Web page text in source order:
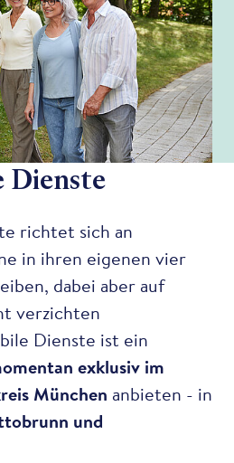
Dienste
richtet sich an
in ihren eigenen vier
dabei aber auf
verzichten
Dienste ist ein
exklusiv im
München anbieten - in
und